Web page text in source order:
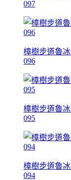
097
樟樹步道魯
096
樟樹步道魯
095
樟樹步道魯
094